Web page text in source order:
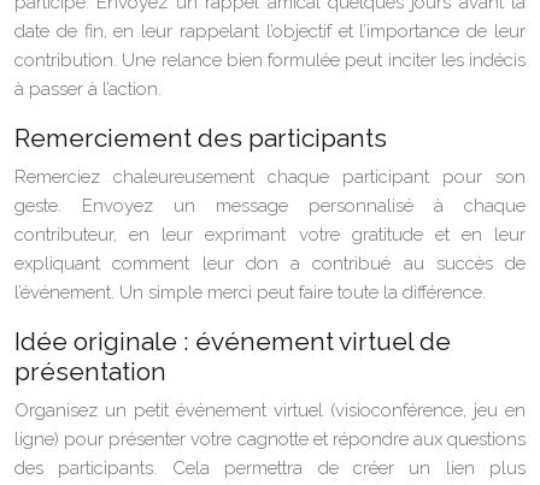
date de fin, en leur rappelant l’objectif et l’importance de leur
contribution. Une relance bien formulée peut inciter les indécis
à passer à l’action.
Remerciement des participants
Remerciez chaleureusement chaque participant pour son
geste. Envoyez un message personnalisé à chaque
contributeur, en leur exprimant votre gratitude et en leur
expliquant comment leur don a contribué au succès de
l’événement. Un simple merci peut faire toute la différence.
Idée originale : événement virtuel de
présentation
Organisez un petit événement virtuel (visioconférence, jeu en
ligne) pour présenter votre cagnotte et répondre aux questions
des participants. Cela permettra de créer un lien plus